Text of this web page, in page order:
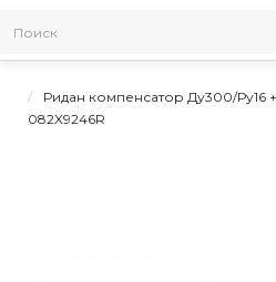
Осевые сильфонные
Ридан компенсатор Ду300/Ру16
082X9246R